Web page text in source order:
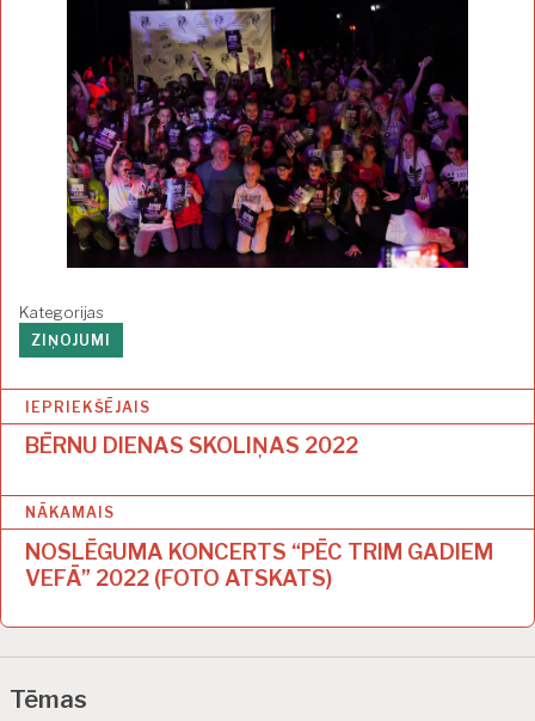
Kategorijas
ZIŅOJUMI
ņ
u
ē
IEPRIEKŠĒJAIS
BĒRNU DIENAS SKOLIŅAS 2022
NĀKAMAIS
NOSLĒGUMA KONCERTS “PĒC TRIM GADIEM
VEFĀ” 2022 (FOTO ATSKATS)
Tēmas